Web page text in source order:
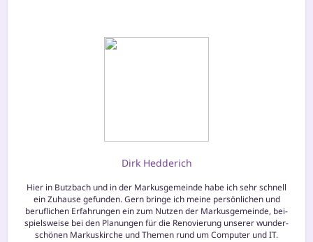
Dirk Hedderich
Hier in Butzbach und in der Markusgemeinde habe ich sehr schnell
ein Zuhause gefun­den. Gern brin­ge ich mei­ne per­sön­li­chen und
beruf­li­chen Erfahrungen ein zum Nutzen der Markusgemeinde, bei­
spiels­wei­se bei den Planungen für die Renovierung unse­rer wun­der­
schö­nen Markuskirche und Themen rund um Computer und IT.